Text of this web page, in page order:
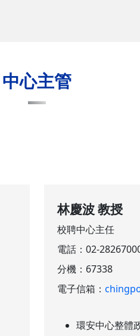
中心主管
林慶波 教授
校聘中心主任
電話： 02-
分機： 67338
電子信箱：
環安中心整體